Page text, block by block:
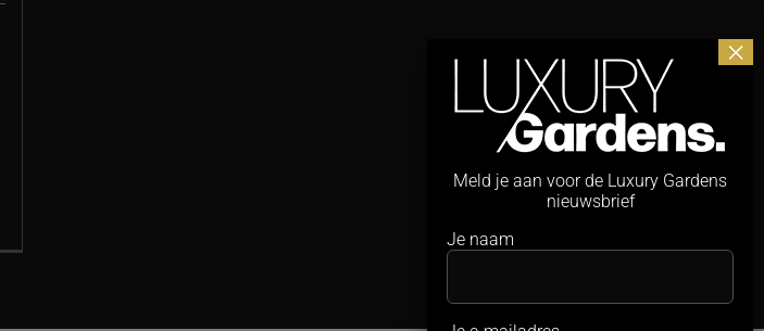
Meld je aan voor de Luxury Gardens
nieuwsbrief
Je naam